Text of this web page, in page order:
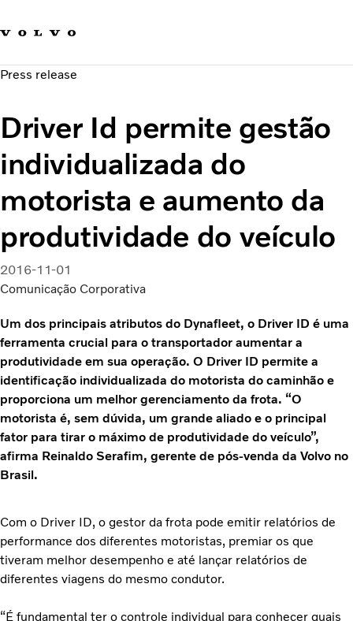
Carreira
Sustentabilidade e Segurança
Press release
Driver Id permite gestão
individualizada do
motorista e aumento da
produtividade do veículo
2016-11-01
Comunicação Corporativa
Um dos principais atributos do Dynafleet, o Driver ID é uma
ferramenta crucial para o transportador aumentar a
produtividade em sua operação. O Driver ID permite a
identificação individualizada do motorista do caminhão e
proporciona um melhor gerenciamento da frota. “O
motorista é, sem dúvida, um grande aliado e o principal
fator para tirar o máximo de produtividade do veículo”,
afirma Reinaldo Serafim, gerente de pós-venda da Volvo no
Brasil.
Com o Driver ID, o gestor da frota pode emitir relatórios de
performance dos diferentes motoristas, premiar os que
tiveram melhor desempenho e até lançar relatórios de
diferentes viagens do mesmo condutor.
“É fundamental ter o controle individual para conhecer quais